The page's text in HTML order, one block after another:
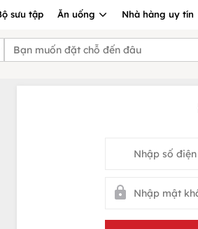
sưu tập Ăn uống Nhà hàng uy tín